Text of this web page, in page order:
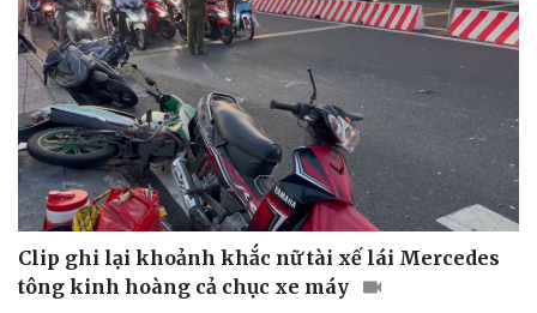
Clip ghi lại khoảnh khắc nữ tài xế lái Mercedes
tông kinh hoàng cả chục xe máy